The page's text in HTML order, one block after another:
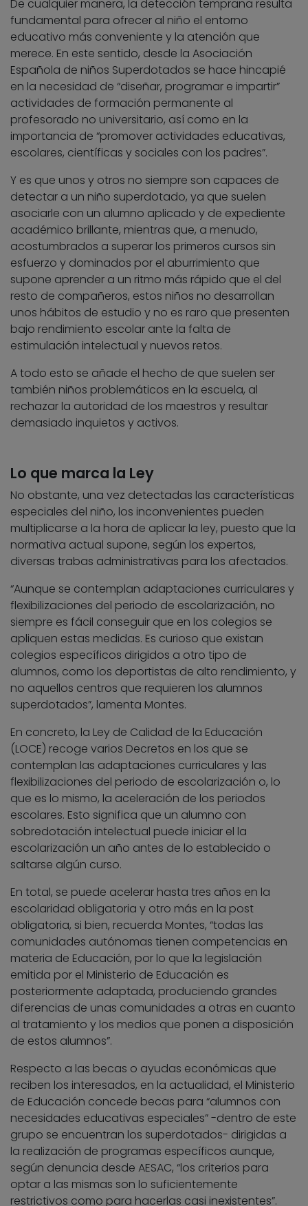
De cualquier manera, la detección temprana resulta
fundamental para ofrecer al niño el entorno
educativo más conveniente y la atención que
merece. En este sentido, desde la Asociación
Española de niños Superdotados se hace hincapié
en la necesidad de “diseñar, programar e impartir”
actividades de formación permanente al
profesorado no universitario, así como en la
importancia de “promover actividades educativas,
escolares, científicas y sociales con los padres”.
Y es que unos y otros no siempre son capaces de
detectar a un niño superdotado, ya que suelen
asociarle con un alumno aplicado y de expediente
académico brillante, mientras que, a menudo,
acostumbrados a superar los primeros cursos sin
esfuerzo y dominados por el aburrimiento que
supone aprender a un ritmo más rápido que el del
resto de compañeros, estos niños no desarrollan
unos hábitos de estudio y no es raro que presenten
bajo rendimiento escolar ante la falta de
estimulación intelectual y nuevos retos.
A todo esto se añade el hecho de que suelen ser
también niños problemáticos en la escuela, al
rechazar la autoridad de los maestros y resultar
demasiado inquietos y activos.
Lo que marca la Ley
No obstante, una vez detectadas las características
especiales del niño, los inconvenientes pueden
multiplicarse a la hora de aplicar la ley, puesto que la
normativa actual supone, según los expertos,
diversas trabas administrativas para los afectados.
“Aunque se contemplan adaptaciones curriculares y
flexibilizaciones del periodo de escolarización, no
siempre es fácil conseguir que en los colegios se
apliquen estas medidas. Es curioso que existan
colegios específicos dirigidos a otro tipo de
alumnos, como los deportistas de alto rendimiento, y
no aquellos centros que requieren los alumnos
superdotados”, lamenta Montes.
En concreto, la Ley de Calidad de la Educación
(LOCE) recoge varios Decretos en los que se
contemplan las adaptaciones curriculares y las
flexibilizaciones del periodo de escolarización o, lo
que es lo mismo, la aceleración de los periodos
escolares. Esto significa que un alumno con
sobredotación intelectual puede iniciar el la
escolarización un año antes de lo establecido o
saltarse algún curso.
En total, se puede acelerar hasta tres años en la
escolaridad obligatoria y otro más en la post
obligatoria, si bien, recuerda Montes, “todas las
comunidades autónomas tienen competencias en
materia de Educación, por lo que la legislación
emitida por el Ministerio de Educación es
posteriormente adaptada, produciendo grandes
diferencias de unas comunidades a otras en cuanto
al tratamiento y los medios que ponen a disposición
de estos alumnos”.
Respecto a las becas o ayudas económicas que
reciben los interesados, en la actualidad, el Ministerio
de Educación concede becas para “alumnos con
necesidades educativas especiales” -dentro de este
grupo se encuentran los superdotados- dirigidas a
la realización de programas específicos aunque,
según denuncia desde AESAC, “los criterios para
optar a las mismas son lo suficientemente
restrictivos como para hacerlas casi inexistentes”.